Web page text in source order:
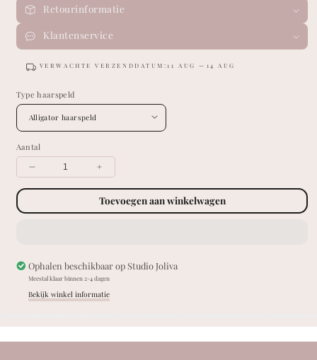
Retourinformatie
Klantenservice
VERWACHTE VERZENDDATUM: 11 AUG 14 AUG
Type haarspeld
Aantal
Verklein
Duo
Crème
Vergroot
voor
Duo
Crème
Toevoegen aan winkelwagen
Ophalen beschikbaar opStudio Joliva
Meestal klaar binnen 2-4 dagen
Bekijk winkel informatie